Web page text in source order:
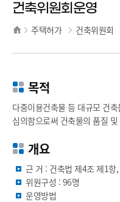
건축위원회운영
주택허가 건축위원회
목적
다중이용건축물 등 대규모 건
심의함으로써 건축물의 품질
개요
근 거 : 건축법 제4조 제1항
위원구성 : 96명
운영방법